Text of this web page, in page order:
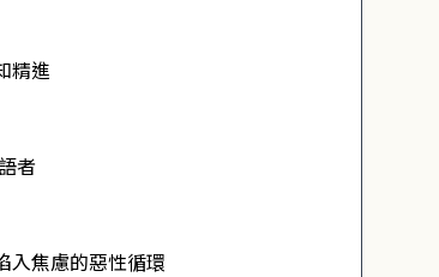
精進
者
入焦慮的惡性循環